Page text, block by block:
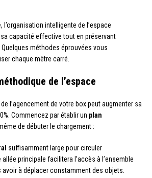
intelligente de l’espace
capacité effective tout en préservant
Quelques méthodes éprouvées vous
chaque mètre carré.
de l’espace
l’agencement de votre box peut augmenter sa
Commencez par établir un plan
de débuter le chargement :
suffisamment large pour circuler
principale facilitera l’accès à l’ensemble
à déplacer constamment des objets.